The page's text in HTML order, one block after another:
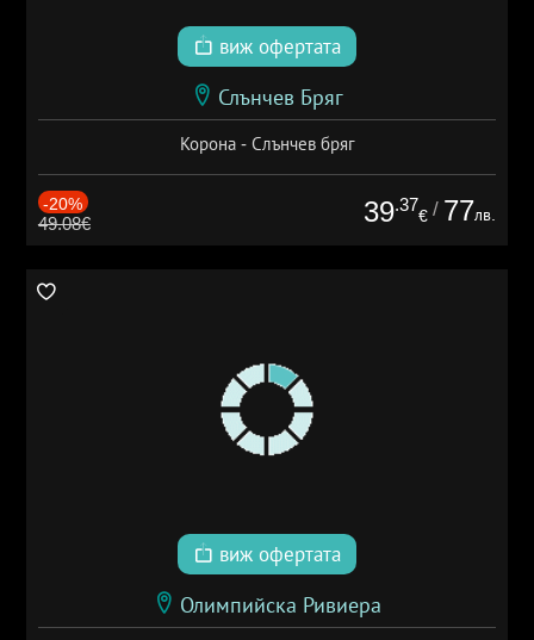
виж офертата
Слънчев Бряг
Корона - Слънчев бряг
-20%
49.08€ 39.37
€ / 77лв.
виж офертата
Олимпийска Ривиера